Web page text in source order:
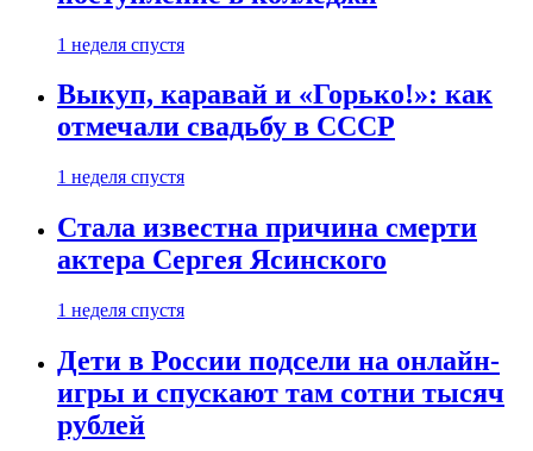
1 неделя спустя
Выкуп, каравай и «Горько!»: как
отмечали свадьбу в СССР
1 неделя спустя
Стала известна причина смерти
актера Сергея Ясинского
1 неделя спустя
Дети в России подсели на онлайн-
игры и спускают там сотни тысяч
рублей